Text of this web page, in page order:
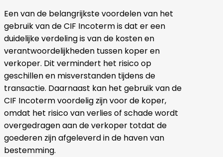
Een van de belangrijkste voordelen van het
gebruik van de CIF Incoterm is dat er een
duidelijke verdeling is van de kosten en
verantwoordelijkheden tussen koper en
verkoper. Dit vermindert het risico op
geschillen en misverstanden tijdens de
transactie. Daarnaast kan het gebruik van de
CIF Incoterm voordelig zijn voor de koper,
omdat het risico van verlies of schade wordt
overgedragen aan de verkoper totdat de
goederen zijn afgeleverd in de haven van
bestemming.